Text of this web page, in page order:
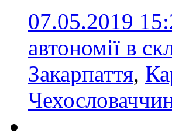
07.05.2019
автономії в
Закарпаття,